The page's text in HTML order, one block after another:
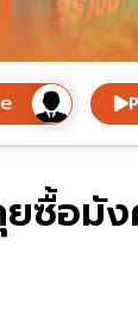
ซื้อมั